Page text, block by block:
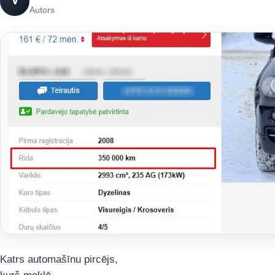
Autors
Katrs automašīnu pircējs,